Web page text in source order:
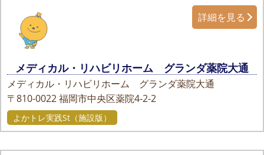
メディカル・リハビリホーム グランダ薬院大通
メディカル・リハビリホーム グランダ薬院大通
〒810-0022福岡市中央区薬院4-2-2
詳細を見る
よかトレ実践St（施設版）